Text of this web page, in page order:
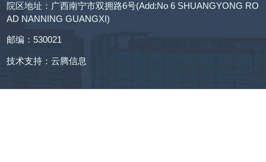
院区地址：广西南宁市双拥路6号(Add:No 6 SHUANGYONG RO
AD NANNING GUANGXI)
邮编：530021
技术支持：云腾信息